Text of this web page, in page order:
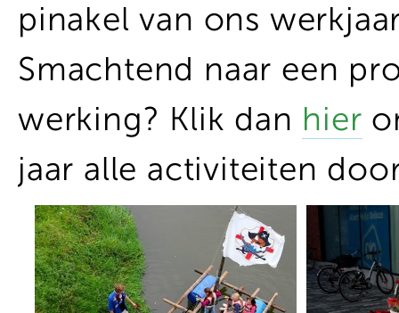
pinakel van ons
Smachtend naar een
werking? Klik dan hier
jaar alle activiteiten